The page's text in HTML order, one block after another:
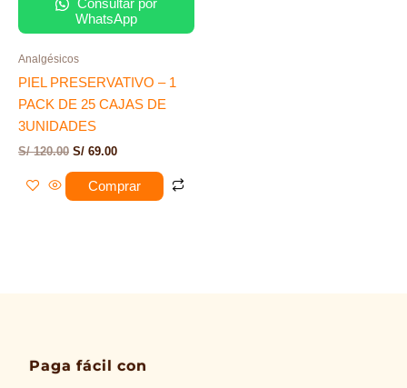
Consultar por
WhatsApp
Analgésicos
PIEL PRESERVATIVO – 1
PACK DE 25 CAJAS DE
3UNIDADES
S/120.00 S/ 69.00
Comprar
Paga fácil con